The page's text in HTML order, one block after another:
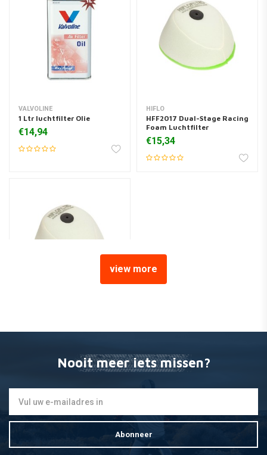
VALVOLINE
1 Ltr luchtfilter Olie
€14,94
HIFLO
HFF2017 Dual-Stage Racing
Foam Luchtfilter
€15,34
Foam Luchtfilter
view more
Nooit meer iets missen?
Abonneer